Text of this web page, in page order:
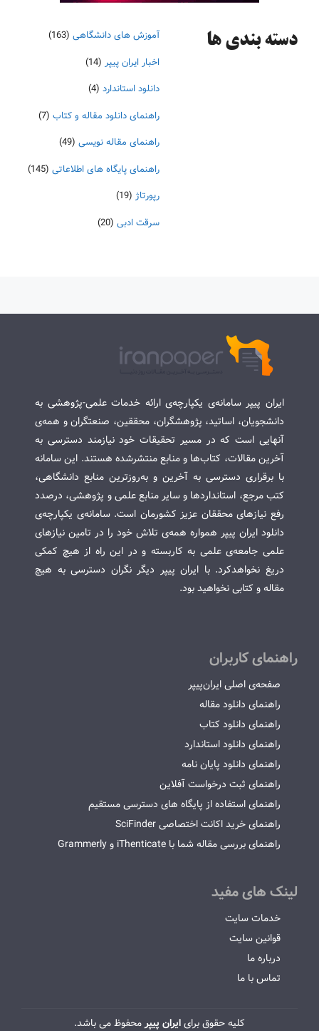
دسته‌ بندی ها آموزش های دانشگاهی (163)
اخبار ایران پیپر (14)
دانلود استاندارد (4)
راهنمای دانلود مقاله و کتاب (7)
راهنمای مقاله نویسی (49)
راهنمای پایگاه های اطلاعاتی (145)
رپورتاژ (19)
سرقت ادبی (20)
ایران پیپر سامانه‌ی یکپارچه‌ی ارائه خدمات علمی-پژوهشی به
دانشجویان، اساتید، پژوهشگران، محققین، صنعتگران و همه‌ی
آنهایی است که در مسیر تحقیقات خود نیازمند دسترسی به
آخرین مقالات، کتاب‌ها و منابع منتشرشده هستند. این سامانه
با برقراری دسترسی به آخرین و به‌روزترین منابع دانشگاهی،
کتب مرجع، استانداردها و سایر منابع علمی و پژوهشی، درصدد
رفع نیازهای محققان عزیز کشورمان است. سامانه‌ی یکپارچه‌ی
دانلود ایران پیپر همواره همه‌ی تلاش خود را در تامین نیازهای
علمی جامعه‌ی علمی به کاربسته و در این راه از هیچ کمکی
دریغ نخواهدکرد. با ایران پیپر دیگر نگران دسترسی به هیچ
مقاله و کتابی نخواهید بود.
راهنمای کاربران
صفحه‌ی اصلی ایران‌پیپر
راهنمای دانلود مقاله
راهنمای دانلود کتاب
راهنمای دانلود استاندارد
راهنمای دانلود پایان نامه
راهنمای ثبت درخواست آفلاین
راهنمای استفاده از پایگاه های دسترسی مستقیم
راهنمای خرید اکانت اختصاصی SciFinder
راهنمای بررسی مقاله شما با iThenticate و Grammerly
لینک های مفید
خدمات سایت
قوانین سایت
درباره ما
تماس با ما
کلیه حقوق برایایران پیپرمحفوظ می باشد.